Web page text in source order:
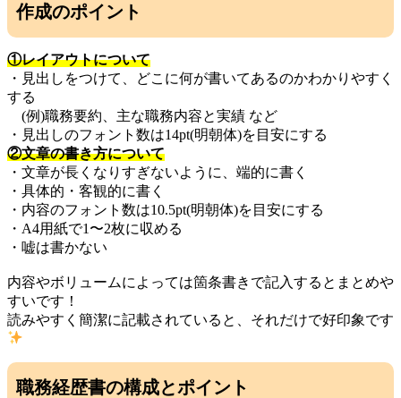
作成のポイント
①レイアウトについて
・見出しをつけて、どこに何が書いてあるのかわかりやすく
する
(例)職務要約、主な職務内容と実績 など
・見出しのフォント数は14pt(明朝体)を目安にする
②文章の書き方について
・文章が長くなりすぎないように、端的に書く
・具体的・客観的に書く
・内容のフォント数は10.5pt(明朝体)を目安にする
・A4用紙で1〜2枚に収める
・嘘は書かない
内容やボリュームによっては箇条書きで記入するとまとめや
すいです！
読みやすく簡潔に記載されていると、それだけで好印象です
職務経歴書の構成とポイント